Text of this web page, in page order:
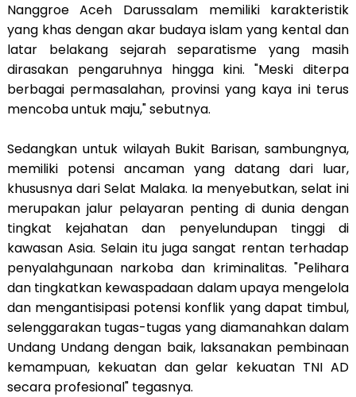
Nanggroe Aceh Darussalam memiliki karakteristik
yang khas dengan akar budaya islam yang kental dan
latar belakang sejarah separatisme yang masih
dirasakan pengaruhnya hingga kini. "Meski diterpa
berbagai permasalahan, provinsi yang kaya ini terus
mencoba untuk maju," sebutnya.
Sedangkan untuk wilayah Bukit Barisan, sambungnya,
memiliki potensi ancaman yang datang dari luar,
khususnya dari Selat Malaka. Ia menyebutkan, selat ini
merupakan jalur pelayaran penting di dunia dengan
tingkat kejahatan dan penyelundupan tinggi di
kawasan Asia. Selain itu juga sangat rentan terhadap
penyalahgunaan narkoba dan kriminalitas. "Pelihara
dan tingkatkan kewaspadaan dalam upaya mengelola
dan mengantisipasi potensi konflik yang dapat timbul,
selenggarakan tugas-tugas yang diamanahkan dalam
Undang Undang dengan baik, laksanakan pembinaan
kemampuan, kekuatan dan gelar kekuatan TNI AD
secara profesional" tegasnya.